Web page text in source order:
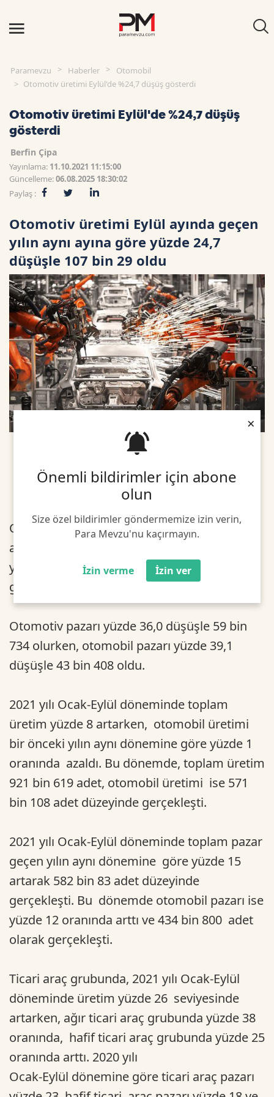
Önemli bildirimler için abone
olun
Size özel bildirimler göndermemize izin verin,
Para Mevzu'nu kaçırmayın.
İzin verme İzin ver
×
Paramevzu Haberler
Otomobil
Otomotiv üretimi Eylül'de %24,7 düşüş gösterdi
Otomotiv üretimi Eylül'de %24,7 düşüş
gösterdi
Berfin Çipa
Yayınlama: 11.10.2021 11:15:00
Güncelleme:06.08.2025 18:30:02
Paylaş :
Otomotiv üretimi Eylül ayında geçen
yılın aynı ayına göre yüzde 24,7
düşüşle 107 bin 29 oldu
Otomotiv Sanayii Derneğinden(OSD) yapılan
açıklamaya göre, aynı ayda otomobil üretimi
yüzde 34,4 düşüşle 59 bin 335 olarak
gerçekleşti.
Otomotiv pazarı yüzde 36,0 düşüşle 59 bin
734 olurken, otomobil pazarı yüzde 39,1
düşüşle 43 bin 408 oldu.
2021 yılı Ocak-Eylül döneminde toplam
üretim yüzde 8 artarken, otomobil üretimi
bir önceki yılın aynı dönemine göre yüzde 1
oranında azaldı. Bu dönemde, toplam üretim
921 bin 619 adet, otomobil üretimi ise 571
bin 108 adet düzeyinde gerçekleşti.
2021 yılı Ocak-Eylül döneminde toplam pazar
geçen yılın aynı dönemine göre yüzde 15
artarak 582 bin 83 adet düzeyinde
gerçekleşti. Bu dönemde otomobil pazarı ise
yüzde 12 oranında arttı ve 434 bin 800 adet
olarak gerçekleşti.
Ticari araç grubunda, 2021 yılı Ocak-Eylül
döneminde üretim yüzde 26 seviyesinde
artarken, ağır ticari araç grubunda yüzde 38
oranında, hafif ticari araç grubunda yüzde 25
oranında arttı. 2020 yılı
Ocak-Eylül dönemine göre ticari araç pazarı